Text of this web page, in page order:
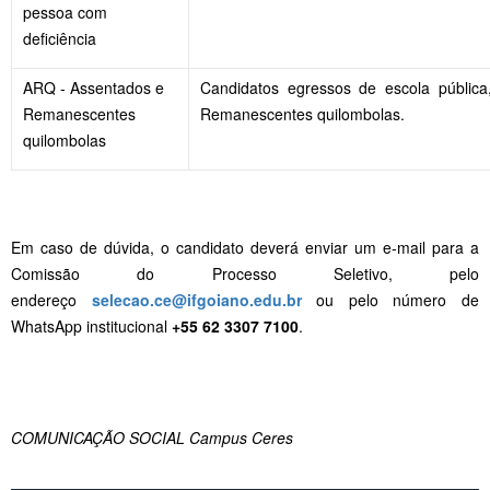
pessoa com
deficiência
ARQ - Assentados e
Remanescentes
quilombolas
Candidatos egressos de escola
Remanescentes quilombolas.
Em caso de dúvida, o candidato deverá enviar um e-mail para a
Comissão do Processo Seletivo, pelo
endereço
selecao.ce@ifgoiano.edu.br
ou pelo número de
WhatsApp institucional +55 62 3307 7100.
COMUNICAÇÃO SOCIAL Campus Ceres